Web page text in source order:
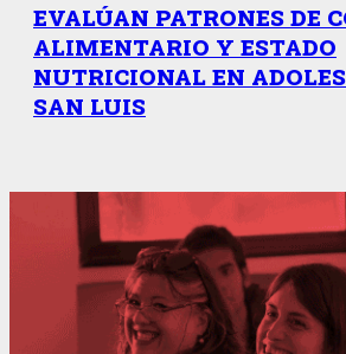
EVALÚAN PATRONES DE
ALIMENTARIO Y ESTADO
NUTRICIONAL EN
SAN LUIS